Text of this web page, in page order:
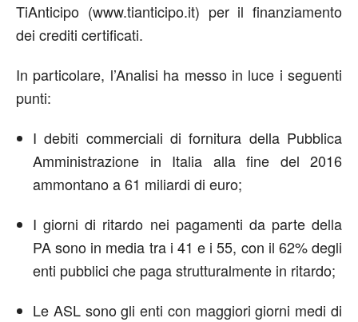
TiAnticipo (www.tianticipo.it) per il finanziamento
dei crediti certificati.
In particolare, l’Analisi ha messo in luce i seguenti
punti:
I debiti commerciali di fornitura della Pubblica
Amministrazione in Italia alla fine del 2016
ammontano a 61 miliardi di euro;
I giorni di ritardo nei pagamenti da parte della
PA sono in media tra i 41 e i 55, con il 62% degli
enti pubblici che paga strutturalmente in ritardo;
Le ASL sono gli enti con maggiori giorni medi di